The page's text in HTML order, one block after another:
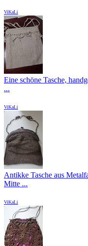
ViKaLi
Eine schöne Tasche,
...
ViKaLi
Antikke Tasche aus
Mitte ...
ViKaLi